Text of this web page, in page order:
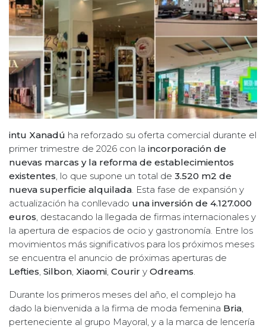
intu Xanadú ha reforzado su oferta comercial durante el
primer trimestre de 2026 con la incorporación de
nuevas marcas y la reforma de establecimientos
existentes , lo que supone un total de 3.520 m2 de
nueva superficie alquilada . Esta fase de expansión y
actualización ha conllevado una inversión de 4.127.000
euros , destacando la llegada de firmas internacionales y
la apertura de espacios de ocio y gastronomía. Entre los
movimientos más significativos para los próximos meses
se encuentra el anuncio de próximas aperturas de
Lefties Silbon Xiaomi Courir y Odreams
Durante los primeros meses del año, el complejo ha
dado la bienvenida a la firma de moda femenina Bria
perteneciente al grupo Mayoral, y a la marca de lencería